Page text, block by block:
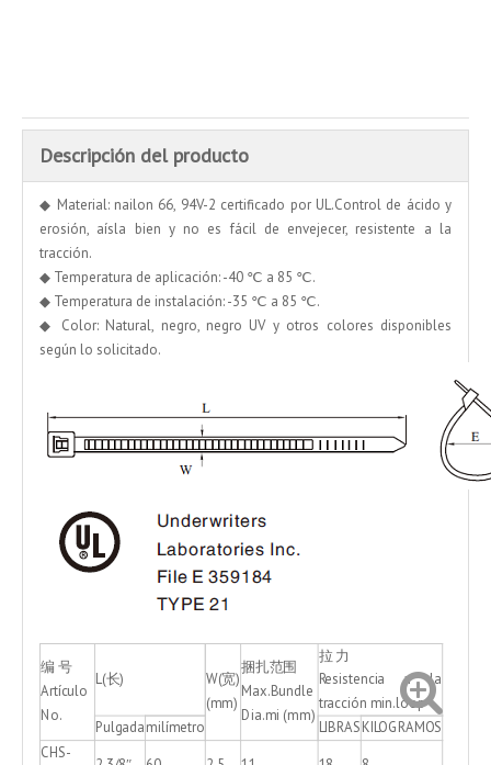
Descripción del producto
◆ Material: nailon 66, 94V-2 certificado por UL.Control de ácido y
erosión, aísla bien y no es fácil de envejecer, resistente a la
tracción.
◆ Temperatura de aplicación: -40 ℃ a 85 ℃.
◆ Temperatura de instalación: -35 ℃ a 85 ℃.
◆ Color: Natural, negro, negro UV y otros colores disponibles
según lo solicitado.
编 号
Artículo
No.
L(长)
W(宽)
(mm)
捆扎范围
Max.Bundle
Dia.mi (mm)
拉 力
Resistencia a la
tracción min.loop
Pulgadamilímetro LIBRASKILOGRAMOS
CHS-